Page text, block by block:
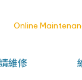
Online
維修